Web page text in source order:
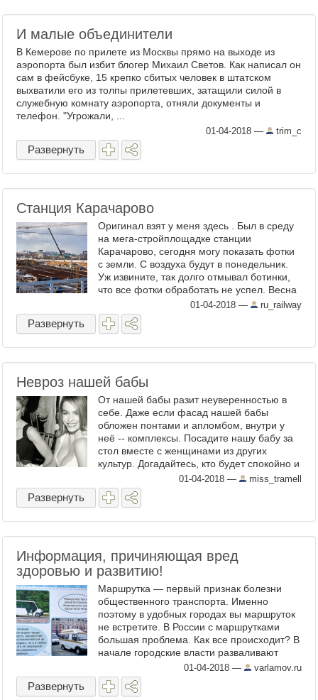
И малые объединители
В Кемерове по прилете из Москвы прямо на выходе из
аэропорта был избит блогер Михаил Светов. Как написал он
сам в фейсбуке, 15 крепко сбитых человек в штатском
выхватили его из толпы прилетевших, затащили силой в
служебную комнату аэропорта, отняли документы и
телефон. "Угрожали, ...
01-04-2018 — trim_c
Развернуть
Станция Карачарово
Оригинал взят у меня здесь . Был в среду
на мега-стройплощадке станции
Карачарово, сегодня могу показать фотки
с земли. С воздуха будут в понедельник.
Уж извините, так долго отмывал ботинки,
что все фотки обработать не успел. Весна
всё-таки. В прошлый раз я там был в
начале февраля , а ...
01-04-2018 — ru_railway
Развернуть
Невроз нашей бабы
От нашей бабы разит неуверенностью в
себе. Даже если фасад нашей бабы
обложен понтами и апломбом, внутри у
неё -- комплексы. Посадите нашу бабу за
стол вместе с женщинами из других
культур. Догадайтесь, кто будет спокойно и
с интересом общаться, а кто оценивать
соседок по столу, выясняя ...
01-04-2018 — miss_tramell
Развернуть
Информация, причиняющая вред
здоровью и развитию!
Маршрутка — первый признак болезни
общественного транспорта. Именно
поэтому в удобных городах вы маршруток
не встретите. В России с маршрутками
большая проблема. Как все происходит? В
начале городские власти разваливают
общественный транспорт: не
ремонтируют старый подвижной состав, ...
01-04-2018 — varlamov.ru
Развернуть